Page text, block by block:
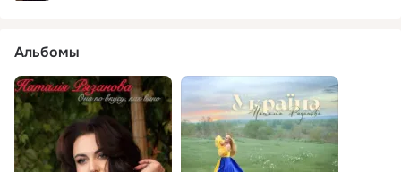
Альбомы